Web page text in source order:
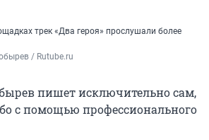
трек «Два героя» прослушали более
/ Rutube.ru
пишет исключительно сам,
с помощью профессионального